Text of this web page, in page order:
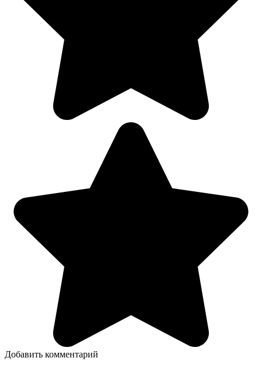
Добавить комментарий